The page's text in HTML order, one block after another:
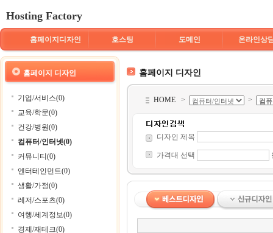
Hosting Factory
홈페이지디자인 호스팅 도메인 온라인상
홈페이지 디자인
기업/서비스(0)
교육/학문(0)
건강/병원(0)
컴퓨터/인터넷(0)
커뮤니티(0)
엔터테인먼트(0)
생활/가정(0)
레저/스포츠(0)
여행/세계정보(0)
경제/재테크(0)
홈페이지 디자인
HOME > >
디자인 제목
가격대 선택